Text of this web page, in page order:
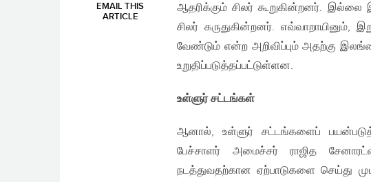
EMAIL THIS
ARTICLE
ஆதரிக்கும் சிலர் கூறுகின்றனர். இல்லை
சிலர் கருதுகின்றனர்.
வேண்டும் என்ற அறிவிப்பும் அதற்கு
உறுதிப்படுத்தப்பட்டுள்ளன.
உள்ளுர் சட்டங்கள்
ஆனால், உள்ளுர் சட்டங்களைப்
பேச்சாளர் அமைச்சர் ராஜித
நடத்துவதற்கான ஏற்பாடுகளை செய்து